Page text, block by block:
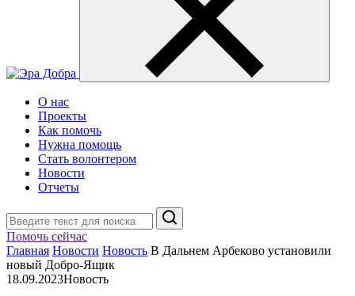
О нас
Проекты
Как помочь
Нужна помощь
Стать волонтером
Новости
Отчеты
Поиск
Помочь сейчас
Главная Новости Новость В Дальнем Арбеково установили
новый Добро-Ящик
18.09.2023Новость